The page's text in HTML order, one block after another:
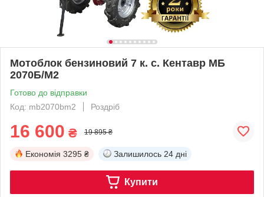
Мотоблок бензиновий 7 к. с. Кентавр МБ
2070Б/М2
Готово до відправки
Код: mb2070bm2
Роздріб
16 600 ₴ 19 895 ₴
Економія 3295 ₴ Залишилось 24 дні
Купити